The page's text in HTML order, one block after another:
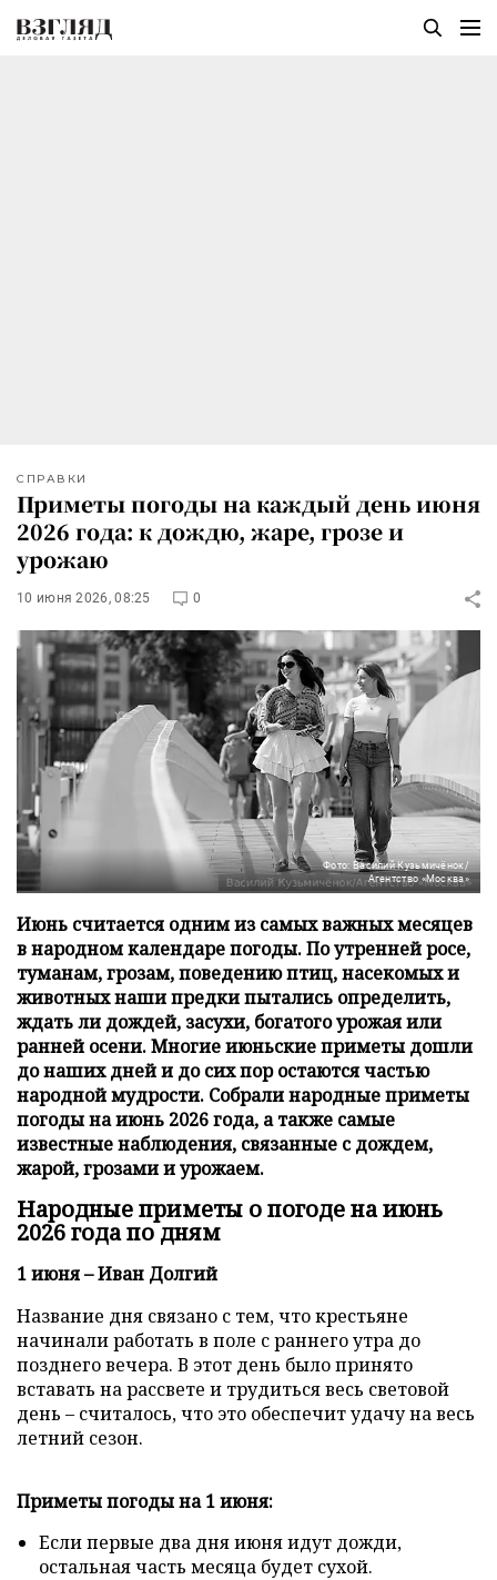
СПРАВКИ
Приметы погоды на каждый день июня
2026 года: к дождю, жаре, грозе и
урожаю
10 июня 2026, 08:25 0
Фото: Василий Кузьмичёнок/
Агентство «Москва»
Июнь считается одним из самых важных месяцев
в народном календаре погоды. По утренней росе,
туманам, грозам, поведению птиц, насекомых и
животных наши предки пытались определить,
ждать ли дождей, засухи, богатого урожая или
ранней осени. Многие июньские приметы дошли
до наших дней и до сих пор остаются частью
народной мудрости. Собрали народные приметы
погоды на июнь 2026 года, а также самые
известные наблюдения, связанные с дождем,
жарой, грозами и урожаем.
Народные приметы о погоде на июнь
2026 года по дням
1 июня – Иван Долгий
Название дня связано с тем, что крестьяне
начинали работать в поле с раннего утра до
позднего вечера. В этот день было принято
вставать на рассвете и трудиться весь световой
день – считалось, что это обеспечит удачу на весь
летний сезон.
Приметы погоды на 1 июня:
Если первые два дня июня идут дожди,
остальная часть месяца будет сухой.